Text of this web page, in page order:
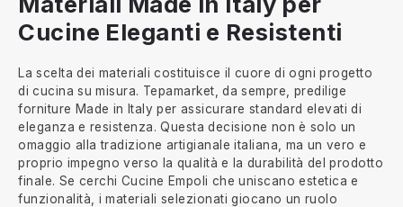
Cucine Eleganti e Resistenti
La scelta dei materiali costituisce il cuore di ogni progetto
di cucina su misura. Tepamarket, da sempre, predilige
forniture Made in Italy per assicurare standard elevati di
eleganza e resistenza. Questa decisione non è solo un
omaggio alla tradizione artigianale italiana, ma un vero e
proprio impegno verso la qualità e la durabilità del prodotto
finale. Se cerchi Cucine Empoli che uniscano estetica e
funzionalità, i materiali selezionati giocano un ruolo